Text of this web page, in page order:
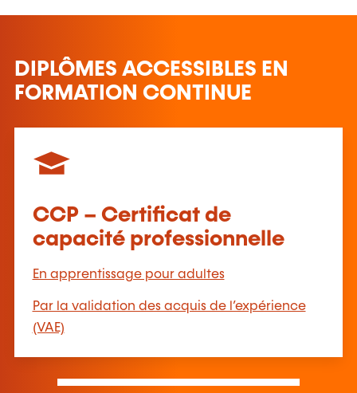
DIPLÔMES ACCESSIBLES EN
FORMATION CONTINUE
CCP – Certificat de
capacité professionnelle
En apprentissage pour adultes
Par la validation des acquis de l’expérience
(VAE)